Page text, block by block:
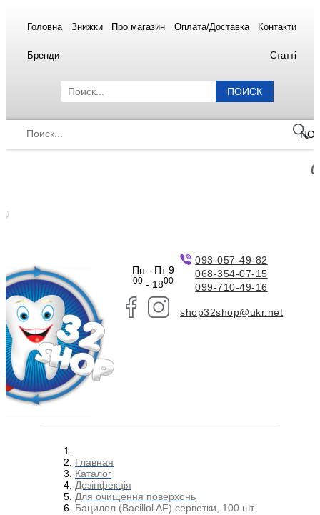
Головна Знижки Про магазин Оплата/Доставка Контакти
Бренди Статті
ПОИСК
Пн - Пт 9
00- 1800
093-057-49-82
068-354-07-15
099-710-49-16
shop32shop@ukr.net
Главная
Каталог
Дезінфекція
Для очищення поверхонь
Бацилол (Bacillol AF) серветки, 100 шт.